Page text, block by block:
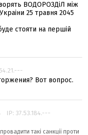
ВОДОРОЗДiЛ мiж
25 травня 2045
стояти на першiй
Вот вопрос.
IP: 37.53.184.---
такi санкцii проти